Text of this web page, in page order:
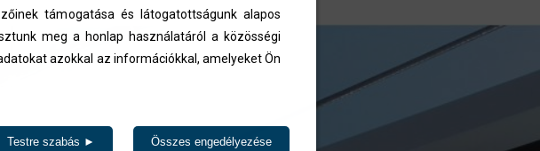
támogatása és látogatottságunk alapos
meg a honlap használatáról a közösségi
azokkal az információkkal, amelyeket Ön
Testre szabás ► Összes engedélyezése